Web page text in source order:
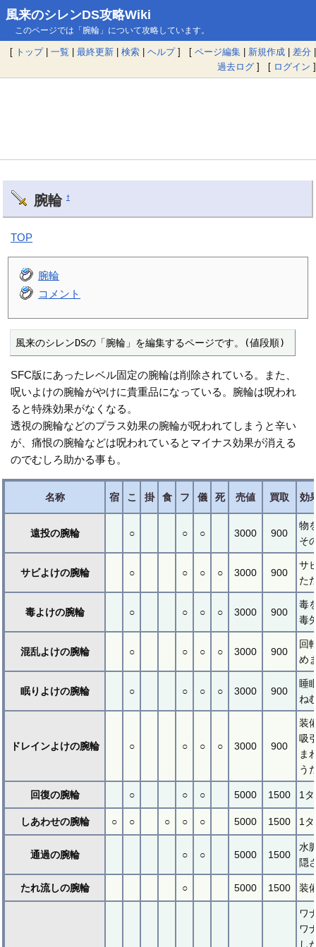
風来のシレンDS攻略Wiki
このページでは「腕輪」について攻略しています。
[ トップ| 一覧 | 最終更新 | 検索 | ヘルプ] [ ページ編集 | 新規作成 | 差分 |
過去ログ ] [ ログイン ]
腕輪 †
TOP
腕輪
コメント
風来のシレンDSの「腕輪」を編集するページです。(値段順)
SFC版にあったレベル固定の腕輪は削除されている。また、
呪いよけの腕輪がやけに貴重品になっている。腕輪は呪われ
ると特殊効果がなくなる。
透視の腕輪などのプラス効果の腕輪が呪われてしまうと辛い
が、痛恨の腕輪などは呪われているとマイナス効果が消える
のでむしろ助かる事も。
名称 宿 こ 掛 食 フ 儀 死 売値 買取 効
遠投の腕輪 ○ ○ ○ 3000 900
物
そ
サビよけの腕輪 ○ ○ ○ ○ 3000 900
サ
た
毒よけの腕輪 ○ ○ ○ ○ 3000 900
毒
毒
混乱よけの腕輪 ○ ○ ○ ○ 3000 900
回
め
眠りよけの腕輪 ○ ○ ○ ○ 3000 900
睡
ね
ドレインよけの腕輪 ○ ○ ○ ○ 3000 900
装
吸
ま
う
回復の腕輪 ○ ○ ○ 5000 1500 1
しあわせの腕輪 ○ ○ ○ ○ ○ 5000 1500 1
通過の腕輪 ○ ○ 5000 1500
水
隠
たれ流しの腕輪 ○ 5000 1500 装
ワ
ワ
し